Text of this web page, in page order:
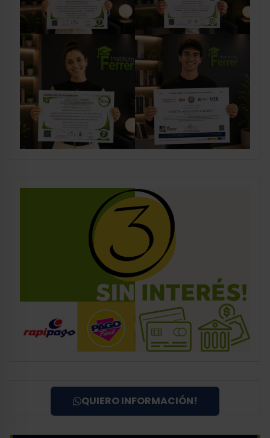
QUIERO INFORMACIÓN!